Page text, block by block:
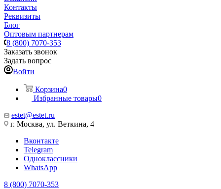
Контакты
Реквизиты
Блог
Оптовым партнерам
8 (800) 7070-353
Заказать звонок
Задать вопрос
Войти
Корзина0
Избранные товары0
estet@estet.ru
г. Москва, ул. Веткина, 4
Вконтакте
Telegram
Одноклассники
WhatsApp
8 (800) 7070-353